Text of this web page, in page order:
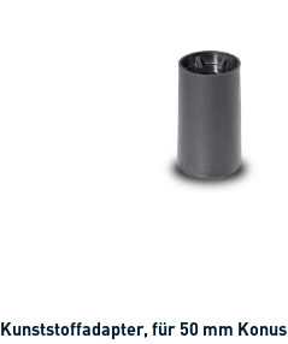
Kunststoffadapter, für 50 mm Konus